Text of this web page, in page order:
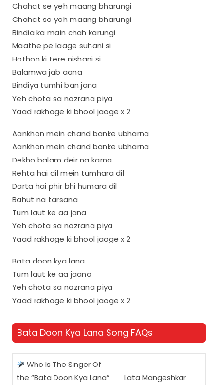
Chahat se yeh maang bharungi
Chahat se yeh maang bharungi
Bindia ka main chah karungi
Maathe pe laage suhani si
Hothon ki tere nishani si
Balamwa jab aana
Bindiya tumhi ban jana
Yeh chota sa nazrana piya
Yaad rakhoge ki bhool jaoge x 2
Aankhon mein chand banke ubharna
Aankhon mein chand banke ubharna
Dekho balam deir na karna
Rehta hai dil mein tumhara dil
Darta hai phir bhi humara dil
Bahut na tarsana
Tum laut ke aa jana
Yeh chota sa nazrana piya
Yaad rakhoge ki bhool jaoge x 2
Bata doon kya lana
Tum laut ke aa jaana
Yeh chota sa nazrana piya
Yaad rakhoge ki bhool jaoge x 2
Bata Doon Kya Lana Song FAQs
Who Is The Singer Of
the “Bata Doon Kya Lana”
Lata Mangeshkar